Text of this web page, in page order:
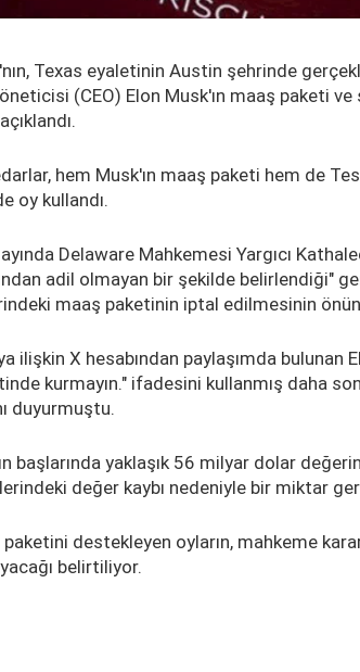
Texas eyaletinin Austin şehrinde
(CEO) Elon Musk'ın maaş paketi
hem Musk'ın maaş paketi hem de
oy kullandı.
Delaware Mahkemesi Yargıcı
adil olmayan bir şekilde belirlendiği"
maaş paketinin iptal edilmesinin
ilişkin X hesabından paylaşımda bulunan
kurmayın." ifadesini kullanmış daha
duyurmuştu.
başlarında yaklaşık 56 milyar dolar
değer kaybı nedeniyle bir miktar
destekleyen oyların, mahkeme
belirtiliyor.